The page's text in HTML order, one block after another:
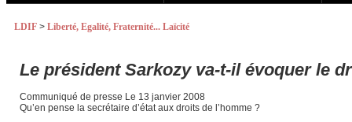
LDIF > Liberté, Egalité, Fraternité... Laïcité
Le président Sarkozy va-t-il évoquer le
Communiqué de presse Le 13 janvier 2008
Qu’en pense la secrétaire d’état aux droits de l’homme ?